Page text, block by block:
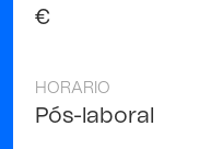
€
HORARIO
Pós-laboral